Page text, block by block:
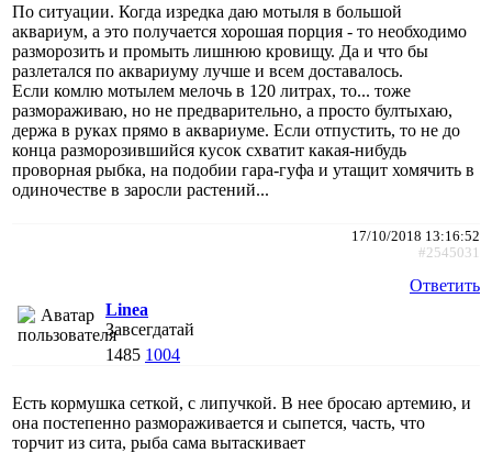
По ситуации. Когда изредка даю мотыля в большой
аквариум, а это получается хорошая порция - то необходимо
разморозить и промыть лишнюю кровищу. Да и что бы
разлетался по аквариуму лучше и всем доставалось.
Если комлю мотылем мелочь в 120 литрах, то... тоже
размораживаю, но не предварительно, а просто бултыхаю,
держа в руках прямо в аквариуме. Если отпустить, то не до
конца разморозившийся кусок схватит какая-нибудь
проворная рыбка, на подобии гара-гуфа и утащит хомячить в
одиночестве в заросли растений...
17/10/2018 13:16:52
#2545031
Ответить
Linea
Завсегдатай
1485 1004
Есть кормушка сеткой, с липучкой. В нее бросаю артемию, и
она постепенно размораживается и сыпется, часть, что
торчит из сита, рыба сама вытаскивает